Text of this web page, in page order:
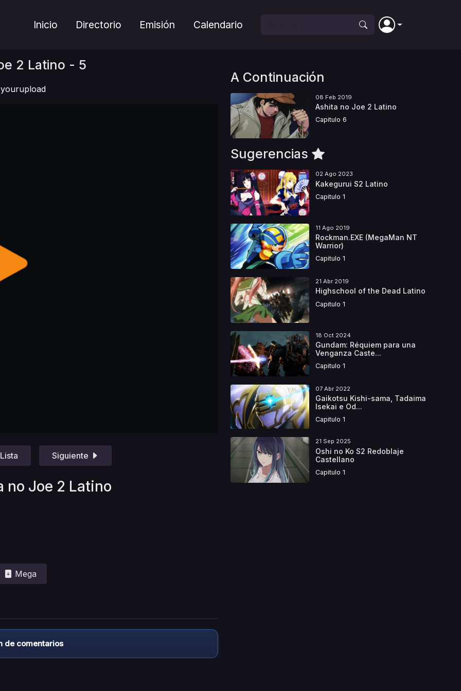
Inicio Directorio Emisión Calendario
2 Latino - 5
yourupload
Lista Siguiente
no Joe 2 Latino
Mega
de comentarios
A Continuación
08 Feb 2019
Ashita no Joe 2 Latino
Capitulo 6
Sugerencias
02 Ago 2023
Kakegurui S2 Latino
Capitulo 1
11 Ago 2019
Rockman.EXE (MegaMan NT
Warrior)
Capitulo 1
21 Abr 2019
Highschool of the Dead Latino
Capitulo 1
18 Oct 2024
Gundam: Réquiem para una
Venganza Caste...
Capitulo 1
07 Abr 2022
Gaikotsu Kishi-sama, Tadaima
Isekai e Od...
Capitulo 1
21 Sep 2025
Oshi no Ko S2 Redoblaje
Castellano
Capitulo 1